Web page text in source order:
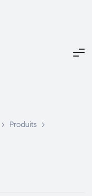
> Produits
>